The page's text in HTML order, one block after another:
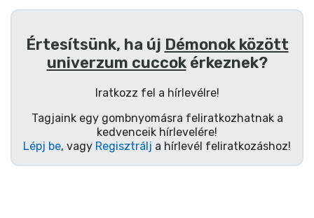
Értesítsünk, ha új Démonok között
univerzum cuccokérkeznek?
Iratkozz fel a hírlevélre!
Tagjaink egy gombnyomásra feliratkozhatnak a
kedvenceik hírlevelére!
Lépj be, vagy Regisztrálj a hírlevél feliratkozáshoz!